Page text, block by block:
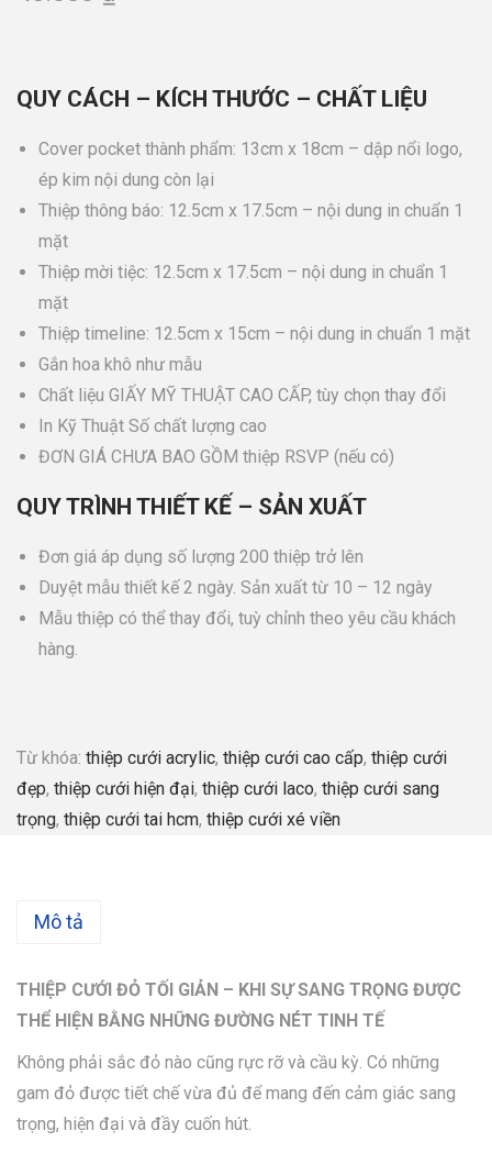
QUY CÁCH – KÍCH THƯỚC – CHẤT LIỆU
Cover pocket thành phẩm: 13cm x 18cm – dập nổi logo,
ép kim nội dung còn lại
Thiệp thông báo: 12.5cm x 17.5cm – nội dung in chuẩn 1
mặt
Thiệp mời tiệc: 12.5cm x 17.5cm – nội dung in chuẩn 1
mặt
Thiệp timeline: 12.5cm x 15cm – nội dung in chuẩn 1 mặt
Gắn hoa khô như mẫu
Chất liệu GIẤY MỸ THUẬT CAO CẤP, tùy chọn thay đổi
In Kỹ Thuật Số chất lượng cao
ĐƠN GIÁ CHƯA BAO GỒM thiệp RSVP (nếu có)
QUY TRÌNH THIẾT KẾ – SẢN XUẤT
Đơn giá áp dụng số lượng 200 thiệp trở lên
Duyệt mẫu thiết kế 2 ngày. Sản xuất từ 10 – 12 ngày
Mẫu thiệp có thể thay đổi, tuỳ chỉnh theo yêu cầu khách
hàng.
Từ khóa: thiệp cưới acrylic, thiệp cưới cao cấp, thiệp cưới
đẹp, thiệp cưới hiện đại, thiệp cưới laco, thiệp cưới sang
trọng, thiệp cưới tai hcm, thiệp cưới xé viền
Mô tả
THIỆP CƯỚI ĐỎ TỐI GIẢN – KHI SỰ SANG TRỌNG ĐƯỢC
THỂ HIỆN BẰNG NHỮNG ĐƯỜNG NÉT TINH TẾ
Không phải sắc đỏ nào cũng rực rỡ và cầu kỳ. Có những
gam đỏ được tiết chế vừa đủ để mang đến cảm giác sang
trọng, hiện đại và đầy cuốn hút.